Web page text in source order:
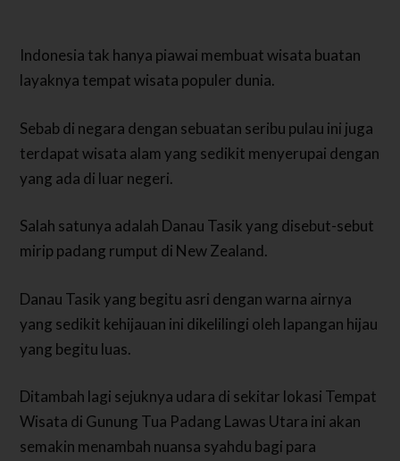
Indonesia tak hanya piawai membuat wisata buatan
layaknya tempat wisata populer dunia.
Sebab di negara dengan sebuatan seribu pulau ini juga
terdapat wisata alam yang sedikit menyerupai dengan
yang ada di luar negeri.
Salah satunya adalah Danau Tasik yang disebut-sebut
mirip padang rumput di New Zealand.
Danau Tasik yang begitu asri dengan warna airnya
yang sedikit kehijauan ini dikelilingi oleh lapangan hijau
yang begitu luas.
Ditambah lagi sejuknya udara di sekitar lokasi Tempat
Wisata di Gunung Tua Padang Lawas Utara ini akan
semakin menambah nuansa syahdu bagi para